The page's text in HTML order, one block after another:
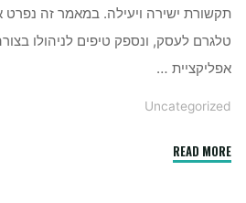
תקשורת ישירה ויעילה. במאמר זה
אפליקציית …
Uncategorized
READ MORE